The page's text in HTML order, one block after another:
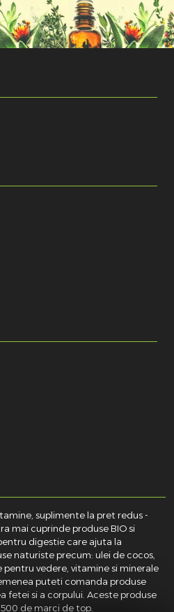
suplimente la pret redus -
mai cuprinde produse BIO si
digestie care ajuta la
naturiste precum: ulei de cocos,
vedere, vitamine si minerale
puteti comanda produse
fetei si a corpului. Aceste produse
de marci de top.